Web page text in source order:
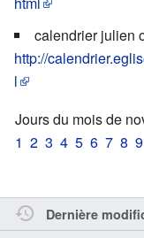
calendrier julien
http://
l
Jours du mois de
1 2 3 4 5 6 7 8 9
Dernière